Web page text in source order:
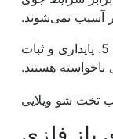
آسیب نمی‌شوند.
5. پایداری و ثبات
هستند.